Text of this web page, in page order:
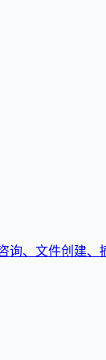
、文件创建、